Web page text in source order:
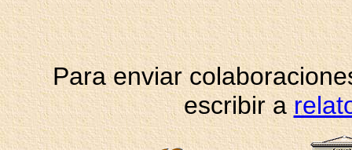
Para enviar
escribir a